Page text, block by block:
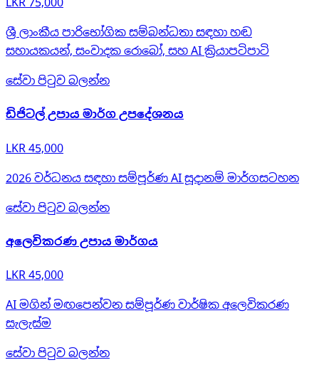
LKR 75,000
ශ්‍රී ලාංකීය පාරිභෝගික සම්බන්ධතා සඳහා හඬ
සහායකයන්, සංවාදක රොබෝ, සහ AI ක්‍රියාපටිපාටි
සේවා පිටුව බලන්න
ඩිජිටල් උපාය මාර්ග උපදේශනය
LKR 45,000
2026 වර්ධනය සඳහා සම්පූර්ණ AI සූදානම් මාර්ගසටහන
සේවා පිටුව බලන්න
අලෙවිකරණ උපාය මාර්ගය
LKR 45,000
AI මගින් මඟපෙන්වන සම්පූර්ණ වාර්ෂික අලෙවිකරණ
සැලැස්ම
සේවා පිටුව බලන්න